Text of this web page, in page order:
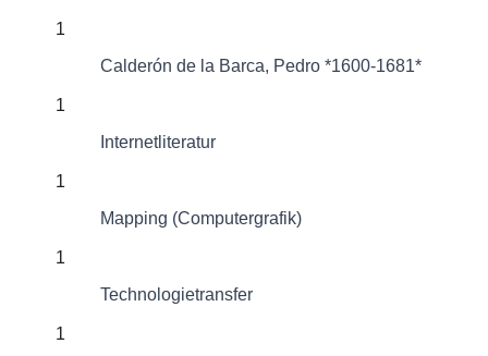
1
Calderón de la Barca, Pedro *1600-1681*
1
Internetliteratur
1
Mapping (Computergrafik)
1
Technologietransfer
1